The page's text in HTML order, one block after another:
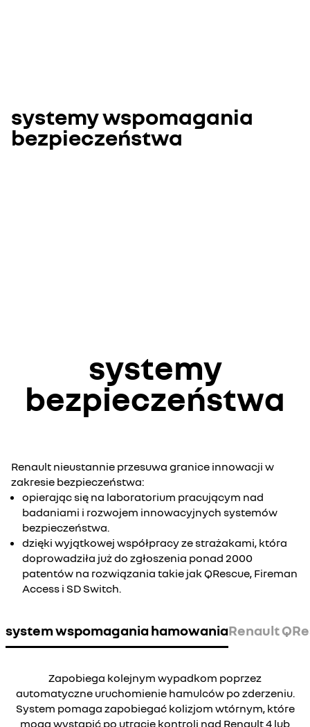
systemy wspomagania
bezpieczeństwa
systemy
bezpieczeństwa
Renault nieustannie przesuwa granice innowacji w
zakresie bezpieczeństwa:
opierając się na laboratorium pracującym nad
badaniami i rozwojem innowacyjnych systemów
bezpieczeństwa.
dzięki wyjątkowej współpracy ze strażakami, która
doprowadziła już do zgłoszenia ponad 2000
patentów na rozwiązania takie jak QRescue, Fireman
Access i SD Switch.
system wspomagania hamowaniaRenault
Zapobiega kolejnym wypadkom poprzez
automatyczne uruchomienie hamulców po zderzeniu.
System pomaga zapobiegać kolizjom wtórnym, które
mogą wystąpić po utracie kontroli nad Renault 4 lub